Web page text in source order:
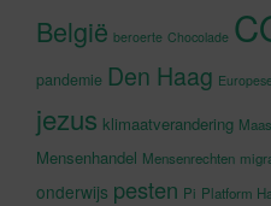
België beroerte Chocolade
pandemie Den Haag
jezus klimaatverandering
Mensenhandel Mensenrechten
onderwijs pesten Pi Platform